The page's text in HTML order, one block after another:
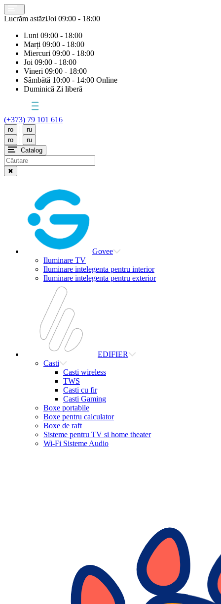
Lucrăm astăziJoi 09:00 - 18:00
Luni 09:00 - 18:00
Marți 09:00 - 18:00
Miercuri 09:00 - 18:00
Joi 09:00 - 18:00
Vineri 09:00 - 18:00
Sâmbătă 10:00 - 14:00 Online
Duminică Zi liberă
(+373) 79 101 616
ro |
ru
ro
|
ru
Catalog
✖
Govee
Iluminare TV
Iluminare intelegenta pentru interior
Iluminare intelegenta pentru exterior
EDIFIER
Casti
Casti wireless
TWS
Casti cu fir
Casti Gaming
Boxe portabile
Boxe pentru calculator
Boxe de raft
Sisteme pentru TV si home theater
Wi-Fi Sisteme Audio